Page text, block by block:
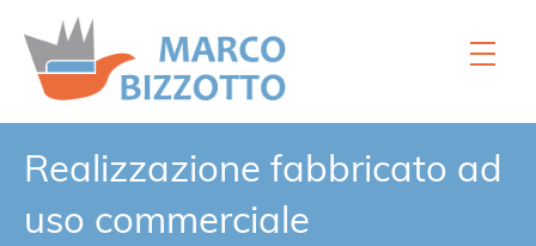
Home
Servizi
Realizzazione fabbricato ad
uso commerciale